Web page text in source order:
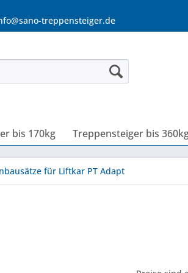
treppensteiger.de
bis 170kg Treppensteiger bis
für Liftkar PT Adapt